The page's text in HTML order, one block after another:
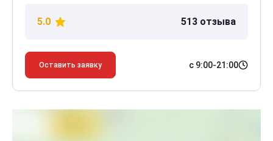
5.0 513 отзыва
Оставить заявку с 9:00-21:00